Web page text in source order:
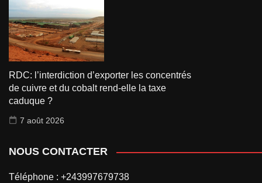
RDC: l’interdiction d’exporter les concentrés
de cuivre et du cobalt rend-elle la taxe
caduque ?
7 août 2026
NOUS CONTACTER
Téléphone : +243997679738